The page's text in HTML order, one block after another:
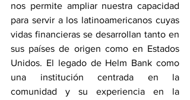
nos permite ampliar nuestra capacidad
para servir a los latinoamericanos cuyas
vidas financieras se desarrollan tanto en
sus países de origen como en Estados
Unidos. El legado de Helm Bank como
una institución centrada en la
comunidad y su experiencia en la